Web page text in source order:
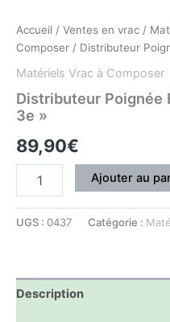
Accueil / Ventes en vrac /
Composer / Distributeur
Matériels Vrac à Composer
Distributeur Poignée
3e »
89,90€
Ajouter au
UGS : 0437 Catégorie :
Description